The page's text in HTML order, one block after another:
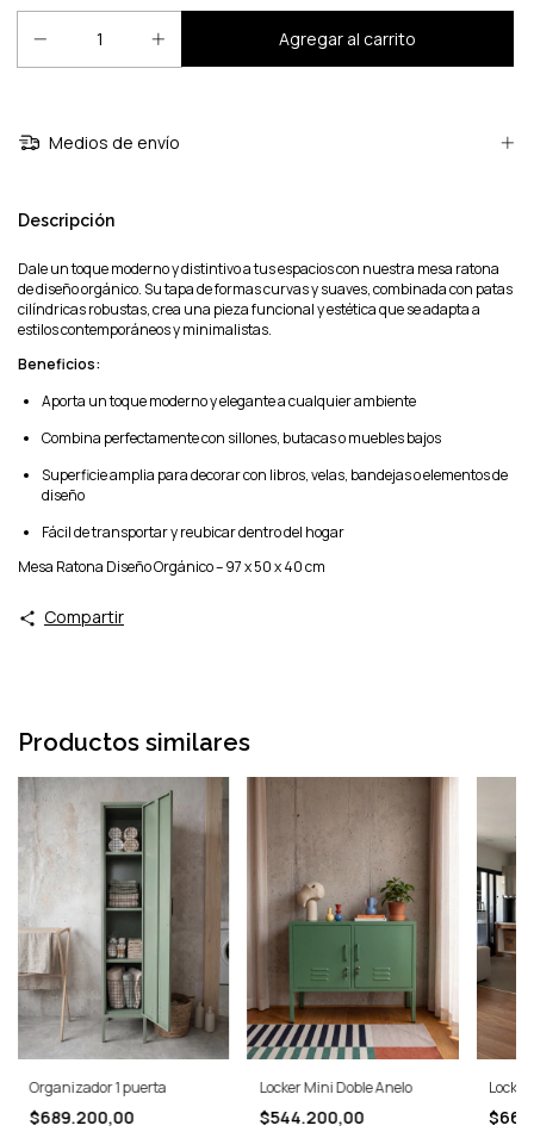
Medios de envío
Descripción
Dale un toque moderno y distintivo a tus espacios con nuestra mesa ratona
de diseño orgánico. Su tapa de formas curvas y suaves, combinada con patas
cilíndricas robustas, crea una pieza funcional y estética que se adapta a
estilos contemporáneos y minimalistas.
Beneficios:
Aporta un toque moderno y elegante a cualquier ambiente
Combina perfectamente con sillones, butacas o muebles bajos
Superficie amplia para decorar con libros, velas, bandejas o elementos de
diseño
Fácil de transportar y reubicar dentro del hogar
Mesa Ratona Diseño Orgánico – 97 x 50 x 40 cm
Compartir
Productos similares
Organizador 1 puerta
$689.200,00
Locker Mini Doble Anelo
$544.200,00